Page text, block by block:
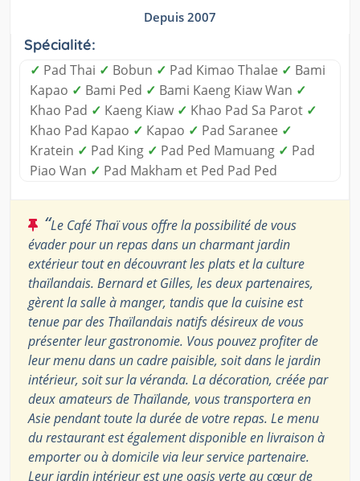
Depuis 2007
Spécialité:
✓ Pad Thai ✓ Bobun ✓ Pad Kimao Thalae ✓ Bami
Kapao ✓ Bami Ped ✓ Bami Kaeng Kiaw Wan ✓
Khao Pad ✓ Kaeng Kiaw ✓ Khao Pad Sa Parot ✓
Khao Pad Kapao ✓ Карао ✓ Pad Saranee ✓
Kratein ✓ Pad King ✓ Pad Ped Mamuang ✓ Pad
Piao Wan ✓ Pad Makham et Ped Pad Ped
“Le Café Thaï vous offre la possibilité de vous
évader pour un repas dans un charmant jardin
extérieur tout en découvrant les plats et la culture
thaïlandais. Bernard et Gilles, les deux partenaires,
gèrent la salle à manger, tandis que la cuisine est
tenue par des Thaïlandais natifs désireux de vous
présenter leur gastronomie. Vous pouvez profiter de
leur menu dans un cadre paisible, soit dans le jardin
intérieur, soit sur la véranda. La décoration, créée par
deux amateurs de Thaïlande, vous transportera en
Asie pendant toute la durée de votre repas. Le menu
du restaurant est également disponible en livraison à
emporter ou à domicile via leur service partenaire.
Leur jardin intérieur est une oasis verte au cœur de